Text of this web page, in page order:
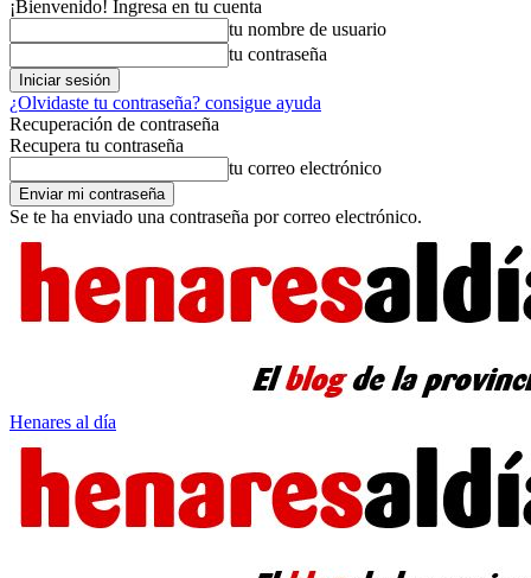
¡Bienvenido! Ingresa en tu cuenta
tu nombre de usuario
tu contraseña
¿Olvidaste tu contraseña? consigue ayuda
Recuperación de contraseña
Recupera tu contraseña
tu correo electrónico
Se te ha enviado una contraseña por correo electrónico.
Henares al día